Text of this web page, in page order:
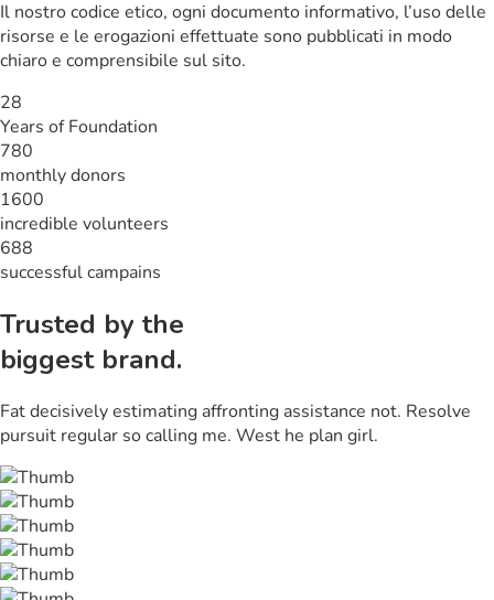
Il nostro codice etico, ogni documento informativo, l’uso delle
risorse e le erogazioni effettuate sono pubblicati in modo
chiaro e comprensibile sul sito.
28
Years of Foundation
780
monthly donors
1600
incredible volunteers
688
successful campains
Trusted by the
biggest brand.
Fat decisively estimating affronting assistance not. Resolve
pursuit regular so calling me. West he plan girl.